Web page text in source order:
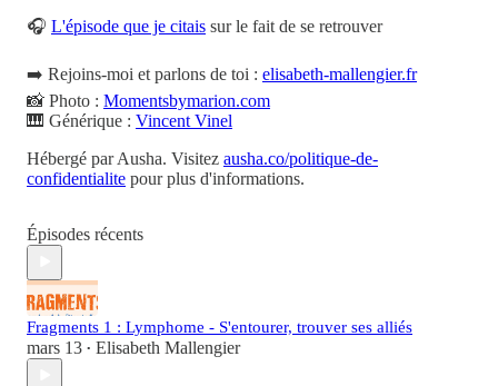
🎧 L'épisode que je citais sur le fait de se retrouver
➡️ Rejoins-moi et parlons de toi : elisabeth-mallengier.fr
📸 Photo : Momentsbymarion.com
🎹 Générique : Vincent Vinel
Hébergé par Ausha. Visitez ausha.co/politique-de-
confidentialite pour plus d'informations.
Épisodes récents
Fragments 1 : Lymphome - S'entourer, trouver ses alliés
mars 13 • Elisabeth Mallengier